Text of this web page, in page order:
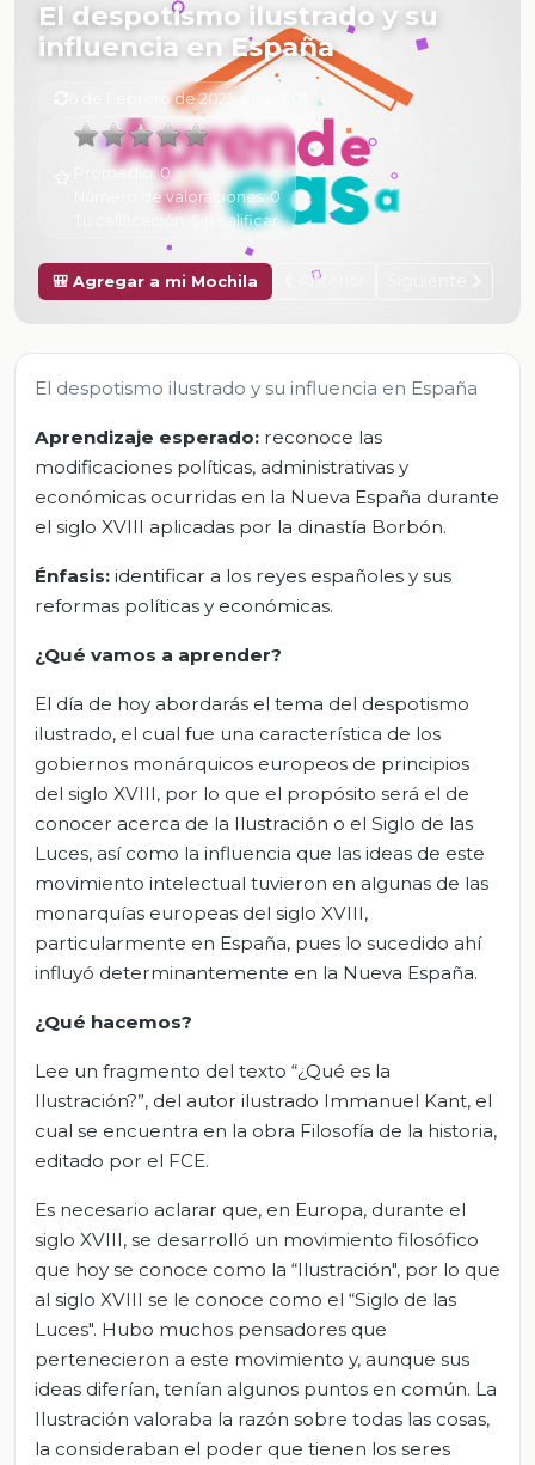
El despotismo ilustrado y su
influencia en España
6 de Febrero de 2025 a las 17:01
Promedio:0
Número de valoraciones:0
Tu calificación: Sin calificar
🎒 Agregar a mi Mochila Anterior
El despotismo ilustrado y su influencia en España
Aprendizaje esperado: reconoce las
modificaciones políticas, administrativas y
económicas ocurridas en la Nueva España durante
el siglo XVIII aplicadas por la dinastía Borbón.
Énfasis: identificar a los reyes españoles y sus
reformas políticas y económicas.
¿Qué vamos a aprender?
El día de hoy abordarás el tema del despotismo
ilustrado, el cual fue una característica de los
gobiernos monárquicos europeos de principios
del siglo XVIII, por lo que el propósito será el de
conocer acerca de la Ilustración o el Siglo de las
Luces, así como la influencia que las ideas de este
movimiento intelectual tuvieron en algunas de las
monarquías europeas del siglo XVIII,
particularmente en España, pues lo sucedido ahí
influyó determinantemente en la Nueva España.
¿Qué hacemos?
Lee un fragmento del texto “¿Qué es la
Ilustración?”, del autor ilustrado Immanuel Kant, el
cual se encuentra en la obra Filosofía de la historia,
editado por el FCE.
Es necesario aclarar que, en Europa, durante el
siglo XVIII, se desarrolló un movimiento filosófico
que hoy se conoce como la “Ilustración", por lo que
al siglo XVIII se le conoce como el “Siglo de las
Luces". Hubo muchos pensadores que
pertenecieron a este movimiento y, aunque sus
ideas diferían, tenían algunos puntos en común. La
Ilustración valoraba la razón sobre todas las cosas,
la consideraban el poder que tienen los seres